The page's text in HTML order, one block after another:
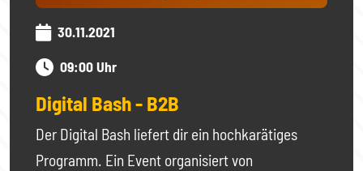
30.11.2021
09:00 Uhr
Digital Bash - B2B
Der Digital Bash liefert dir ein hochkarätiges
Programm. Ein Event organisiert von